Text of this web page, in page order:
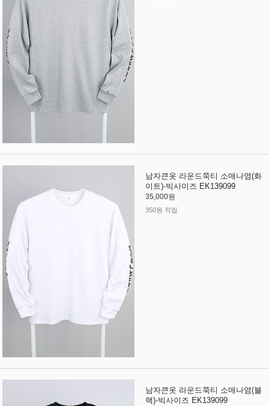
남자큰옷 라운드쭉티 소매나염(화
이트)-빅사이즈 EK139099
35,000원
350원 적립
남자큰옷 라운드쭉티 소매나염(블
랙)-빅사이즈 EK139099